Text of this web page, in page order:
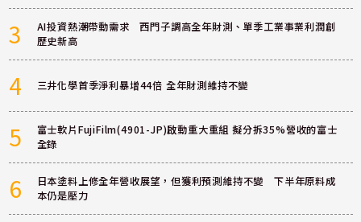
3
AI投資熱潮帶動需求 西門子調高全年財測、單季工業事業利潤創
歷史新高
4 三井化學首季淨利暴增44倍 全年財測維持不變
5
富士軟片FujiFilm(4901-JP)啟動重大重組 擬分拆35%營收的富士
全錄
6
日本塗料上修全年營收展望，但獲利預測維持不變 下半年原料成
本仍是壓力